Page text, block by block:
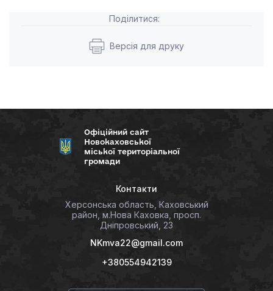
Поділитися:
Версія для друку
Офіційний сайт
Новокаховської
міської територіальної
громади
Контакти
Херсонська область, Каховський
район, м.Нова Каховка, просп.
Дніпровський, 23
NKmva22@gmail.com
+380554942139